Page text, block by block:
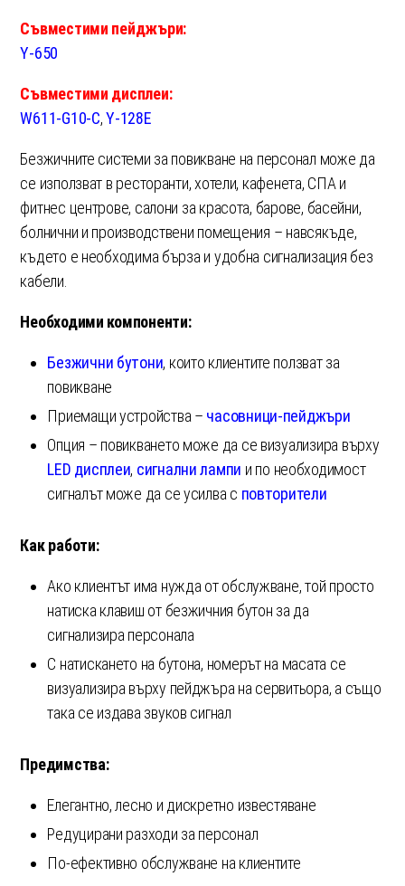
Съвместими пейджъри:
Y-650
Съвместими дисплеи:
W611-G10-C,Y-128E
Безжичните системи за повикване на персонал може да
се използват в ресторанти, хотели, кафенета, СПА и
фитнес центрове, салони за красота, барове, басейни,
болнични и производствени помещения – навсякъде,
където е необходима бърза и удобна сигнализация без
кабели.
Необходими компоненти:
Безжични бутони, които клиентите ползват за
повикване
Приемащи устройства – часовници-пейджъри
Опция – повикването може да се визуализира върху
LED дисплеи, сигнални лампи и по необходимост
сигналът може да се усилва с повторители
Как работи:
Ако клиентът има нужда от обслужване, той просто
натиска клавиш от безжичния бутон за да
сигнализира персонала
С натискането на бутона, номерът на масата се
визуализира върху пейджъра на сервитьора, а също
така се издава звуков сигнал
Предимства:
Елегантно, лесно и дискретно известяване
Редуцирани разходи за персонал
По-ефективно обслужване на клиентите